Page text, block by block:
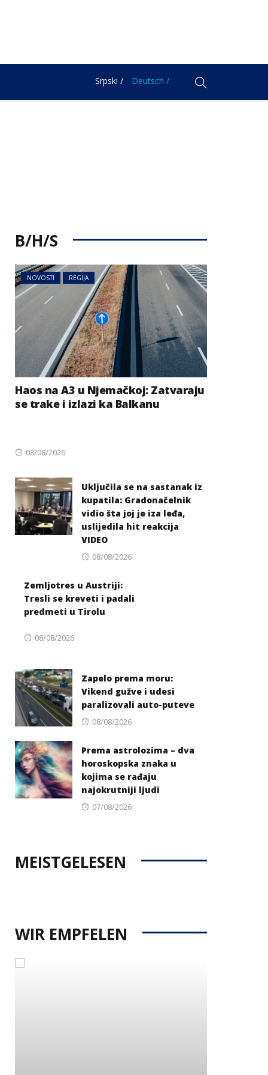
Srpski / Deutsch /
B/H/S
NOVOSTI REGIJA
Haos na A3 u Njemačkoj: Zatvaraju
se trake i izlazi ka Balkanu
Posted
08/08/2026
Uključila se na sastanak iz
kupatila: Gradonačelnik
vidio šta joj je iza leđa,
uslijedila hit reakcija
VIDEO
Posted
08/08/2026
Zemljotres u Austriji:
Tresli se kreveti i padali
predmeti u Tirolu
Posted
08/08/2026
Zapelo prema moru:
Vikend gužve i udesi
paralizovali auto-puteve
Posted
08/08/2026
Prema astrolozima – dva
horoskopska znaka u
kojima se rađaju
najokrutniji ljudi
Posted
07/08/2026
MEISTGELESEN
WIR EMPFELEN